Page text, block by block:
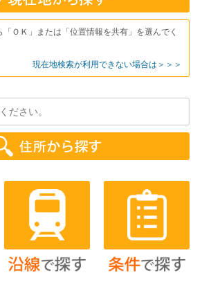
ＯＫ」または「位置情報を共有」を選んでく
現在地検索が利用できない場合は＞＞＞